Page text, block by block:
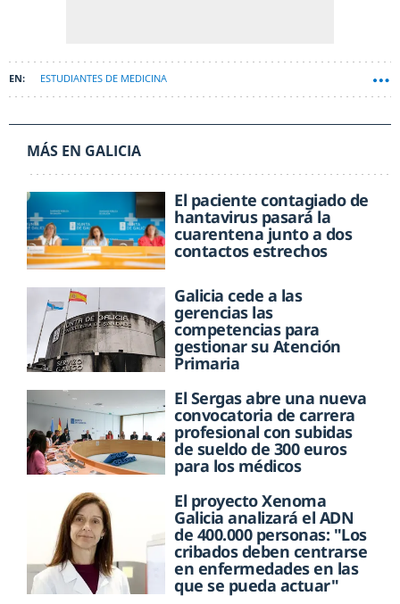
ESTUDIANTES DE MEDICINA
MÁS EN GALICIA
El paciente contagiado de
hantavirus pasará la
cuarentena junto a dos
contactos estrechos
Galicia cede a las
gerencias las
competencias para
gestionar su Atención
Primaria
El Sergas abre una nueva
convocatoria de carrera
profesional con subidas
de sueldo de 300 euros
para los médicos
El proyecto Xenoma
Galicia analizará el ADN
de 400.000 personas: "Los
cribados deben centrarse
en enfermedades en las
que se pueda actuar"